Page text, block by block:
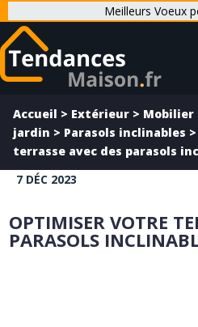
Meilleurs Voeux
Accueil > Extérieur > Mobilier
jardin > Parasols inclinables >
terrasse avec des parasols
7 DÉC 2023
OPTIMISER VOTRE
PARASOLS